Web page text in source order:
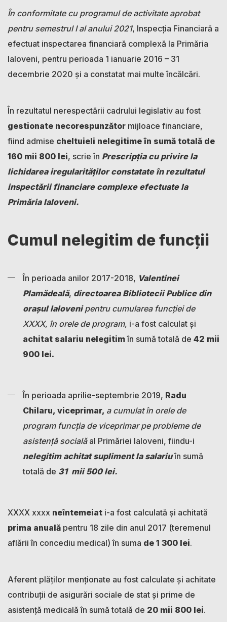
În conformitate cu programul de activitate aprobat
pentru semestrul I al anului 2021, Inspecția Financiară a
efectuat inspectarea financiară complexă la Primăria
Ialoveni, pentru perioada 1 ianuarie 2016 – 31
decembrie 2020 și a constatat mai multe încălcări.
În rezultatul nerespectării cadrului legislativ au fost
gestionate necorespunzător mijloace financiare,
fiind admise cheltuieli nelegitime în sumă totală de
160 mii 800 lei, scrie în Prescripția cu privire la
lichidarea iregularităților constatate în rezultatul
inspectării financiare complexe efectuate la
Primăria Ialoveni.
Cumul nelegitim de funcții
În perioada anilor 2017-2018, Valentinei
Plamădeală, directoarea Bibliotecii Publice din
orașul Ialoveni pentru cumularea funcției de
XXXX, în orele de program, i-a fost calculat și
achitat salariu nelegitimîn sumă totală de 42 mii
900 lei.
În perioada aprilie-septembrie 2019, Radu
Chilaru, viceprimar, a cumulat în orele de
program funcția de viceprimar pe probleme de
asistență socială al Primăriei Ialoveni, fiindu-i
nelegitim achitat supliment la salariuîn sumă
totală de 31 mii 500 lei.
XXXX xxxx neîntemeiat i-a fost calculată și achitată
prima anuală pentru 18 zile din anul 2017 (teremenul
aflării în concediu medical) în suma de 1 300 lei.
Aferent plăților menționate au fost calculate și achitate
contribuții de asigurări sociale de stat și prime de
asistență medicală în sumă totală de 20 mii 800 lei.